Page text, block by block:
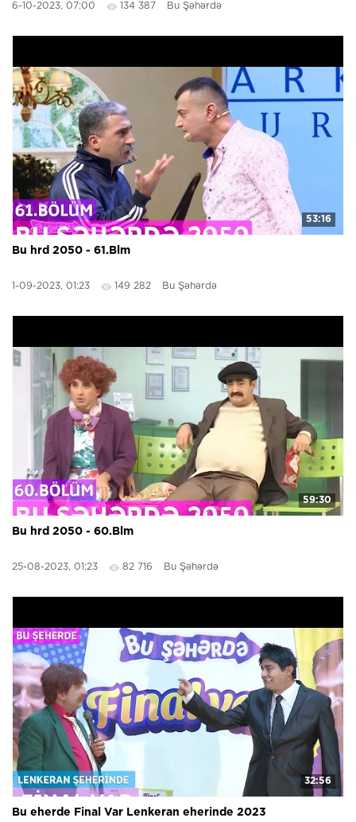
6-10-2023, 07:00 134 387 Bu Şəhərdə
53:16
Bu hrd 2050 - 61.Blm
1-09-2023, 01:23 149 282 Bu Şəhərdə
59:30
Bu hrd 2050 - 60.Blm
25-08-2023, 01:23 82 716 Bu Şəhərdə
32:56
Bu eherde Final Var Lenkeran eherinde 2023